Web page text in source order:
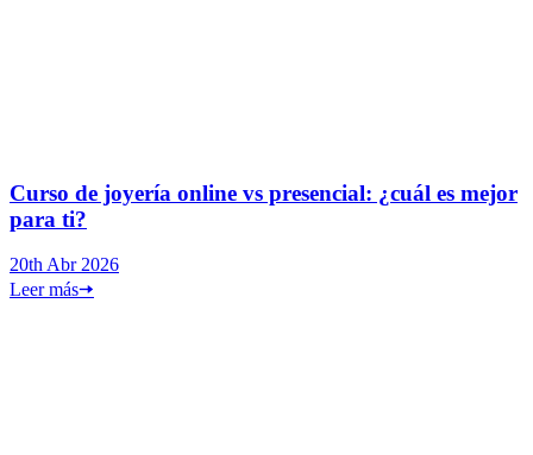
Curso de joyería online vs presencial: ¿cuál es mejor
para ti?
20th Abr 2026
Leer más🠦